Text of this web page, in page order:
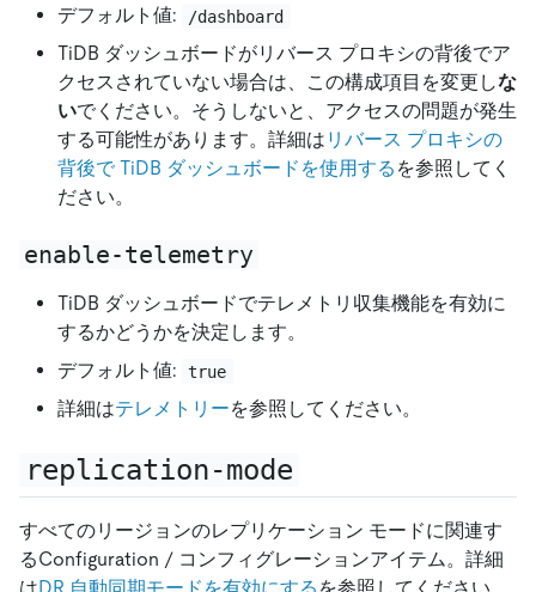
デフォルト値:
/dashboard
TiDB ダッシュボードがリバース プロキシの背後でア
クセスされていない場合は、この構成項目を変更しな
いでください。そうしないと、アクセスの問題が発生
する可能性があります。詳細は リバース プロキシの
背後で TiDB ダッシュボードを使用する を参照してく
ださい。
enable-telemetry
TiDB ダッシュボードでテレメトリ収集機能を有効に
するかどうかを決定します。
デフォルト値:
true
詳細はテレメトリーを参照してください。
replication-mode
すべてのリージョンのレプリケーション モードに関連す
るConfiguration / コンフィグレーションアイテム。詳細